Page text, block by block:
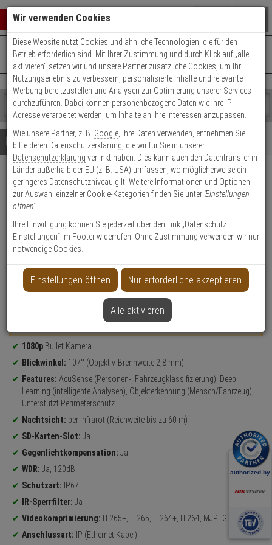
Warenkorb schließen
0 ARTIKEL IM WARENKORB
Ihr Warenkorb ist momentan leer.
Ergebnisse ()
Fertig
Shop
durchsuchen
Bitte
geben
Sie
mindestens
Zeichen
ein,
um
Suche
Es
wurde
noch
Kategorien
Suche
gestartet
+49 (0)821 899 493-0Mo. - Do.: 8:00 - 16:30 | Fr.: 8:00 - 14:00 Uhr
Kontaktservice nutzen
Details Beratung Beliebte 1080p Artikel
HIKVision DS-2CD2T23G2-
2I(2.8mm)(D) IP-Kamera 2MPx
Produktmerkmale
NEU
Datenblatt drucken
Weitere Varianten...
Produktinformationen
1080p Bullet Kamera
Blickwinkel: 107° (Objektiv-Brennweite 2,8 mm)
Features: AcuSense (Personen-, Fahrzeugklassifizierung), Deep
Learning (intelligente Analysen), Objekterkennung (Mensch/Fahrzeug),
Unterstützt Perimeterschutz
Nachtsicht: per Infrarot (Reichweite bis zu 60 m)
SD-Karten-Slot: Ja
Gegenlichtkompensation: Ja
WDR: Ja, 120dB
Schutzart: IP67
IR-Sperrfilter: Ja
Videokomprimierung: H.265+, H.265, H.264+, H.264, MJPEG
Anschlussart: IP (Ethernet Kabel)
Wir verwenden Cookies
Diese Website nutzt Cookies und ähnliche Technologien, die für den
Betrieb erforderlich sind. Mit Ihrer Zustimmung und durch Klick auf „alle
aktivieren“ setzen wir und unsere Partner zusätzliche Cookies, um Ihr
Nutzungserlebnis zu verbessern, personalisierte Inhalte und relevante
Werbung bereitzustellen und Analysen zur Optimierung unserer Services
durchzuführen. Dabei können personenbezogene Daten wie Ihre IP-
Adresse verarbeitet werden, um Inhalte an Ihre Interessen anzupassen.
Wie unsere Partner, z. B. Google , Ihre Daten verwenden, entnehmen Sie
bitte deren Datenschutzerklärung, die wir für Sie in unserer
Datenschutzerklärung verlinkt haben. Dies kann auch den Datentransfer in
Länder außerhalb der EU (z. B. USA) umfassen, wo möglicherweise ein
geringeres Datenschutzniveau gilt. Weitere Informationen und Optionen
zur Auswahl einzelner Cookie-Kategorien finden Sie unter 'Einstellungen
öffnen'.
Ihre Einwilligung können Sie jederzeit über den Link „Datenschutz
Einstellungen“ im Footer widerrufen. Ohne Zustimmung verwenden wir nur
notwendige Cookies.
Einstellungen öffnen Nur erforderliche akzeptieren
Alle aktivieren